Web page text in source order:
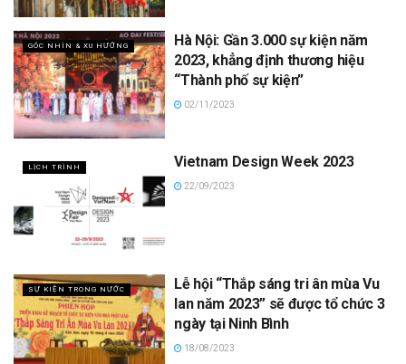
GÓC NHÌN & XU HƯỚNG
Hà Nội: Gần 3.000 sự kiện năm
2023, khẳng định thương hiệu
“Thành phố sự kiện”
02/11/2023
LỊCH TRÌNH Vietnam Design Week 2023
22/09/2023
SỰ KIỆN TRONG NƯỚC
Lễ hội “Thắp sáng tri ân mùa Vu
lan năm 2023” sẽ được tổ chức 3
ngày tại Ninh Bình
18/08/2023